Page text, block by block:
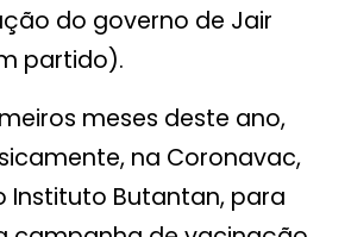
do governo de Jair
partido).
meses deste ano,
na Coronavac,
Instituto Butantan, para